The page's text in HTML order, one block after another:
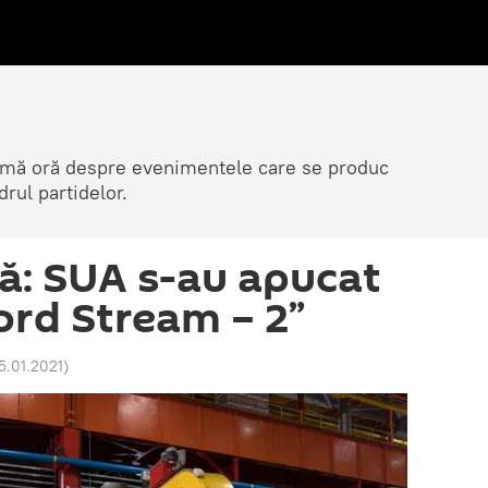
oră despre evenimentele care se produc
partidelor.
SUA s-au apucat
Stream – 2”
)